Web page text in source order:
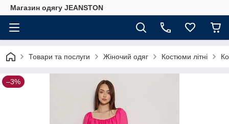
Магазин одягу JEANSTON
Товари та послуги Жіночий одяг Костюми літні
–3%